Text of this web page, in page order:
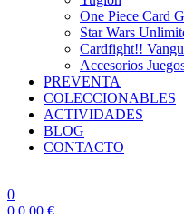
One Piece Card
Star Wars
Cardfight!!
Accesorios
PREVENTA
COLECCIONABLES
ACTIVIDADES
BLOG
CONTACTO
0
0 0,00 €